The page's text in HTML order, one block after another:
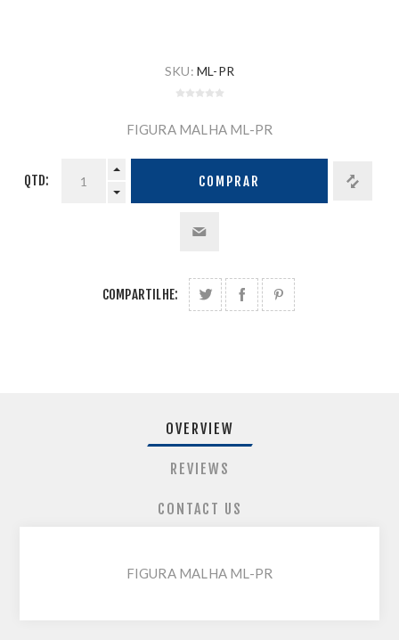
SKU: ML-PR
FIGURA MALHA ML-PR
QTD: COMPRAR
COMPARTILHE:
OVERVIEW
REVIEWS
CONTACT US
FIGURA MALHA ML-PR